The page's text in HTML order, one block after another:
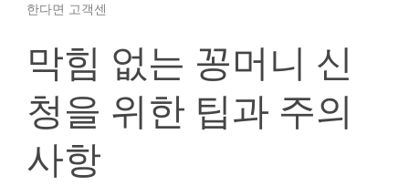
한다면 고객센
막힘 없는 꽁머니 신
청을 위한 팁과 주의
사항